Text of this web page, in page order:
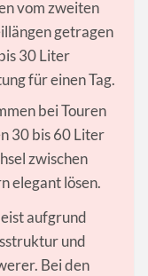
vom zweiten
getragen
30 Liter
für einen Tag.
bei Touren
30 bis 60 Liter
zwischen
elegant lösen.
aufgrund
und
Bei den